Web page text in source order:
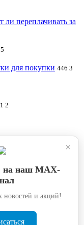
переплачивать за
для покупки 446 3
2
информационного
×
на наш МАХ-
новостей и акций!